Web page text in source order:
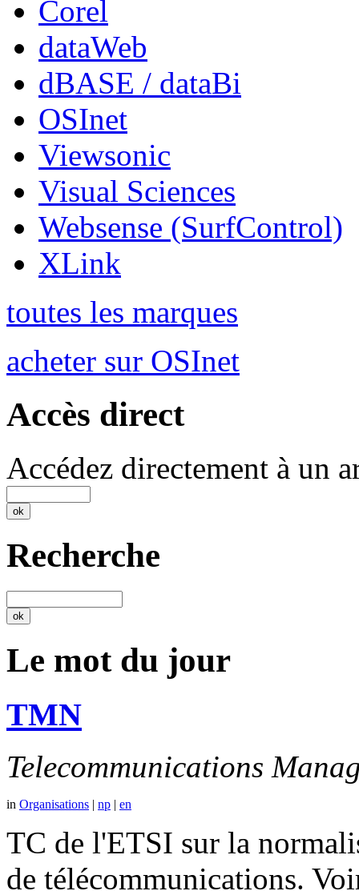
Corel
dataWeb
dBASE / dataBi
OSInet
Viewsonic
Visual Sciences
Websense (SurfControl)
XLink
toutes les marques
acheter sur OSInet
Accès direct
Accédez directement à un
Recherche
Le mot du jour
TMN
Telecommunications
in Organisations | np | en
TC de l'ETSI sur la
de télécommunications.